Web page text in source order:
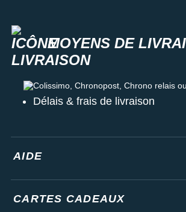
MOYENS DE
Colissimo, Chronopost, Chrono relais ou
Délais & frais de livraison
AIDE
CARTES CADEAUX